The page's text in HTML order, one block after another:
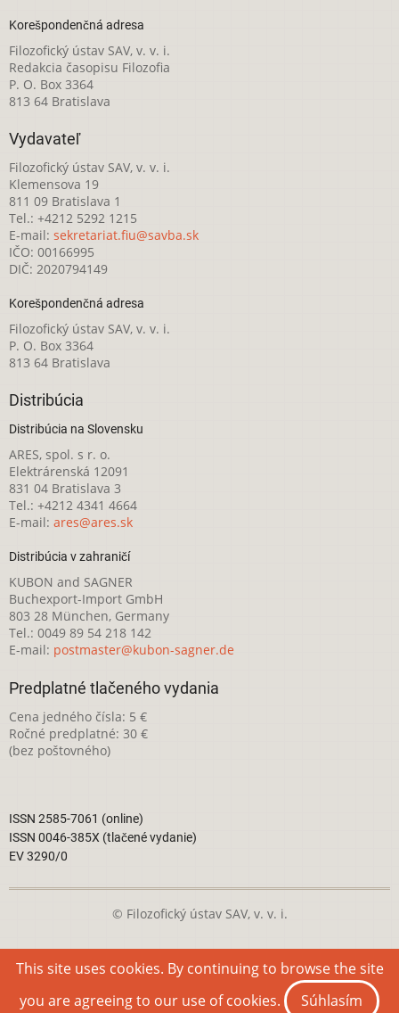
Korešpondenčná adresa
Filozofický ústav SAV, v. v. i.
Redakcia časopisu Filozofia
P. O. Box 3364
813 64 Bratislava
Vydavateľ
Filozofický ústav SAV, v. v. i.
Klemensova 19
811 09 Bratislava 1
Tel.: +4212 5292 1215
E-mail: sekretariat.fiu@savba.sk
IČO: 00166995
DIČ: 2020794149
Korešpondenčná adresa
Filozofický ústav SAV, v. v. i.
P. O. Box 3364
813 64 Bratislava
Distribúcia
Distribúcia na Slovensku
ARES, spol. s r. o.
Elektrárenská 12091
831 04 Bratislava 3
Tel.: +4212 4341 4664
E-mail: ares@ares.sk
Distribúcia v zahraničí
KUBON and SAGNER
Buchexport-Import GmbH
803 28 München, Germany
Tel.: 0049 89 54 218 142
E-mail: postmaster@kubon-sagner.de
Predplatné tlačeného vydania
Cena jedného čísla: 5 €
Ročné predplatné: 30 €
(bez poštovného)
ISSN 2585-7061 (online)
ISSN 0046-385X (tlačené vydanie)
EV 3290/0
© Filozofický ústav SAV, v. v. i.
Táto webová stránka je licencovaná podCreative Commons
Attribution-NonCommercial 4.0 International License
This site uses cookies. By continuing to browse the site
you are agreeing to our use of cookies.
Súhlasím